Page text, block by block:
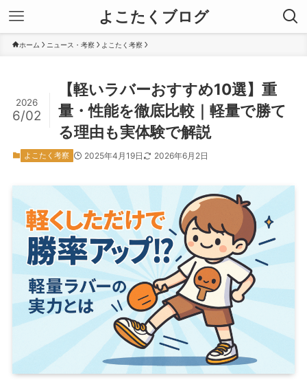
よこたくブログ
ホーム ニュース・考察 よこたく考察
【軽いラバーおすすめ10選】重
量・性能を徹底比較｜軽量で勝て
る理由も実体験で解説
2026
6/02
よこたく考察 2025年4月19日 2026年6月2日